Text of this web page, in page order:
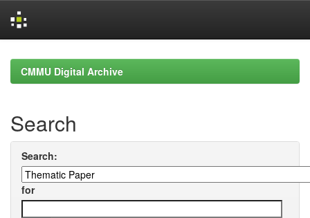
navigationCMMU Digital Archive
Search
Search:
for